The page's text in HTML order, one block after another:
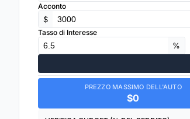
Acconto
$
Tasso di Interesse
%
PREZZO MASSIMO DELL'AUTO
$0